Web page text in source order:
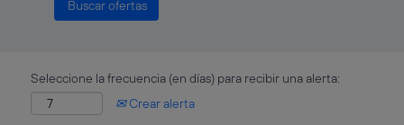
Seleccione la frecuencia (en días) para recibir una alerta:
Crear alerta